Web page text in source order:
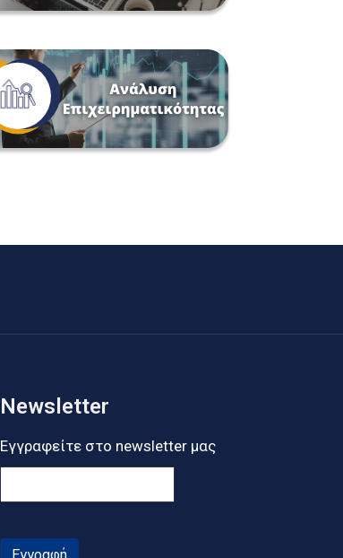
Newsletter
Εγγραφείτε στο newsletter μας